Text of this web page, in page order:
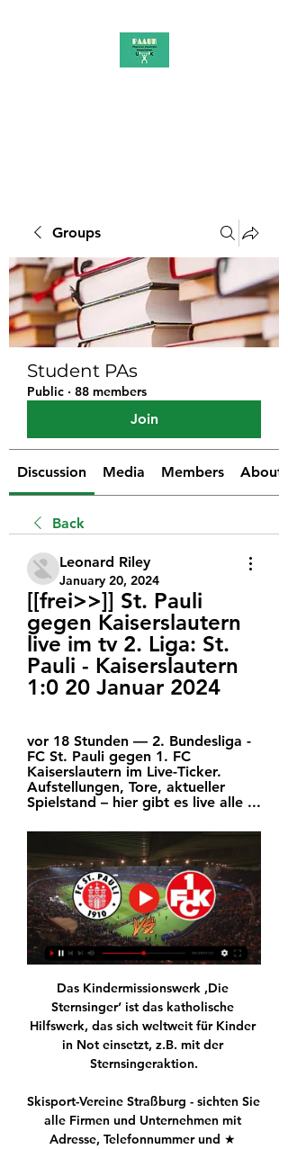
Groups
Student PAs
Public · 88 members
Join
Discussion Media Members About
Back
Leonard Riley
January 20, 2024
[[frei>>]] St. Pauli
gegen Kaiserslautern
live im tv 2. Liga: St.
Pauli - Kaiserslautern
1:0 20 Januar 2024
vor 18 Stunden — 2. Bundesliga -
FC St. Pauli gegen 1. FC
Kaiserslautern im Live-Ticker.
Aufstellungen, Tore, aktueller
Spielstand – hier gibt es live alle ...
Das Kindermissionswerk ,Die
Sternsinger‘ ist das katholische
Hilfswerk, das sich weltweit für Kinder
in Not einsetzt, z.B. mit der
Sternsingeraktion.
Skisport-Vereine Straßburg - sichten Sie
alle Firmen und Unternehmen mit
Adresse, Telefonnummer und ★